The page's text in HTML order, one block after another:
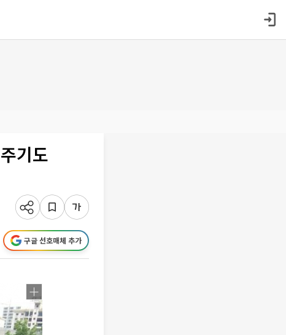
기도
구글 선호매체 추가